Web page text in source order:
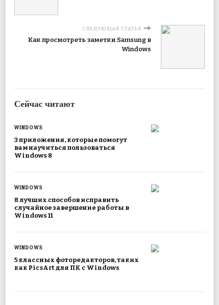
СЛЕДУЮЩАЯ СТАТЬЯ
Как просмотреть заметки Samsung в
Windows
Сейчас читают
WINDOWS
3 приложения, которые помогут
вам научиться пользоваться
Windows 8
WINDOWS
8 лучших способов исправить
случайное завершение работы в
Windows 11
WINDOWS
5 классных фоторедакторов, таких
как PicsArt для ПК с Windows